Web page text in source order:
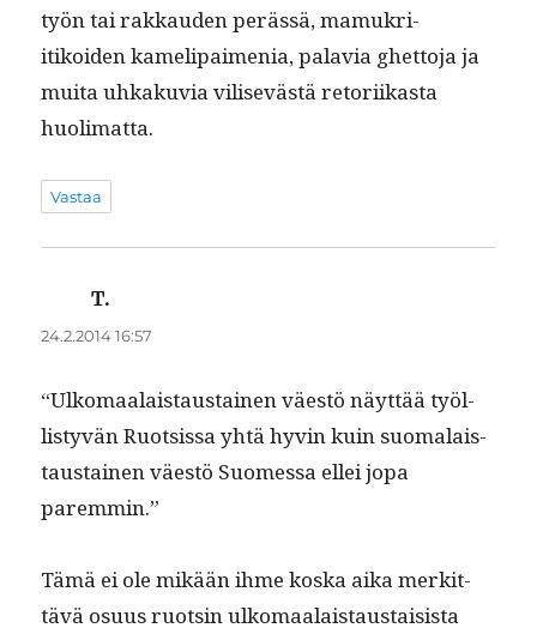
työn tai rakkau­den perässä, mamukri­
itikoiden kameli­paime­nia, palavia ghet­to­ja ja
mui­ta uhkaku­via vili­sevästä retori­ikas­ta
huolimatta.
Vastaa
T.
24.2.2014 16:57
“Ulko­maalais­taus­tainen väestö näyt­tää työl­
listyvän Ruot­sis­sa yhtä hyvin kuin suo­ma­lais­
taus­tainen väestö Suomes­sa ellei jopa
paremmin.”
Tämä ei ole mikään ihme kos­ka aika merkit­
tävä osu­us ruotsin ulko­maalais­taus­tai­sista